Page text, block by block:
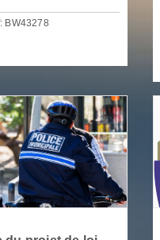
BW43278